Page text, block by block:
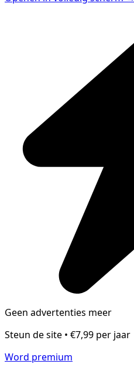
Geen advertenties meer
Steun de site • €7,99 per jaar
Word premium